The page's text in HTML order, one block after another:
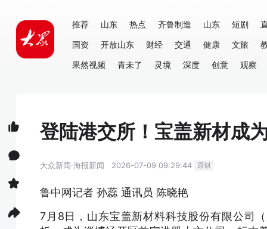
推荐 山东 热点 齐鲁制造 山东 短剧
国资
开放山东 财经 交通 健康 文旅
果然视频
青未了 灵境 深度 创意 观察
登陆港交所！宝盖新材成
大众新闻·海报新闻 2026-07-09 09:29:44 原创
鲁中网记者 孙蕊 通讯员 陈晓艳
7月8日，山东宝盖新材料科技股份有限公司